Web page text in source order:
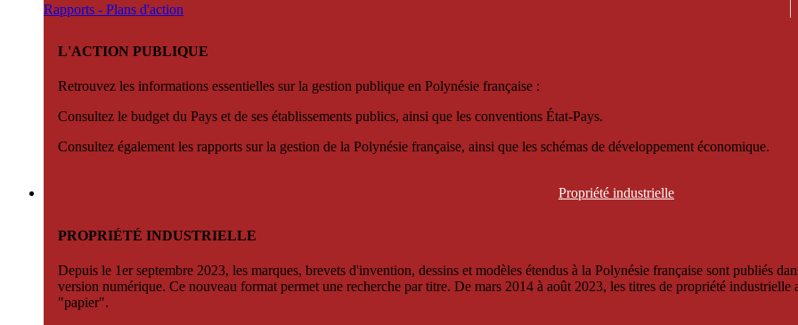
Rapports - Plans d'action
L'ACTION PUBLIQUE
Retrouvez les informations essentielles sur la gestion publique en Polynésie française :
Consultez le budget du Pays et de ses établissements publics, ainsi que les conventions État-Pays.
Consultez également les rapports sur la gestion de la Polynésie française, ainsi que les schémas de développement économique.
Propriété industrielle
PROPRIÉTÉ INDUSTRIELLE
Depuis le 1er septembre 2023, les marques, brevets d'invention, dessins et modèles étendus à la Polynésie française sont publiés
version numérique. Ce nouveau format permet une recherche par titre. De mars 2014 à août 2023, les titres de propriété
"papier".